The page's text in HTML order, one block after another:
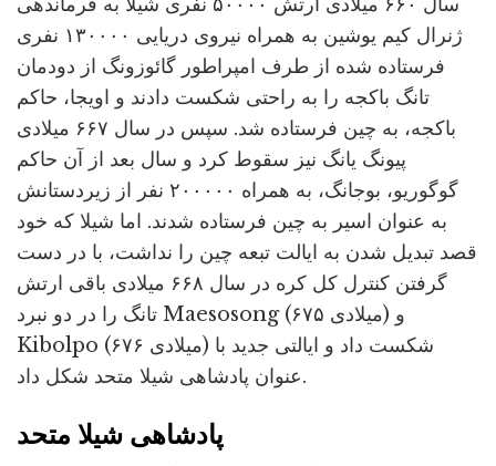
ژنرال کیم یوشین به همراه نیروی دریایی ۱۳۰۰۰۰ نفری
فرستاده شده از طرف امپراطور گائوزونگ از دودمان
تانگ باکجه را به راحتی شکست دادند و اویجا، حاکم
باکجه، به چین فرستاده شد. سپس در سال ۶۶۷ میلادی
پیونگ یانگ نیز سقوط کرد و سال بعد از آن حاکم
گوگوریو، بوجانگ، به همراه ۲۰۰۰۰۰ نفر از زیردستانش
به عنوان اسیر به چین فرستاده شدند. اما شیلا که خود
قصد تبدیل شدن به ایالت تبعه چین را نداشت، با در دست
گرفتن کنترل کل کره در سال ۶۶۸ میلادی باقی ارتش
تانگ را در دو نبرد Maesosong (۶۷۵ میلادی) و
Kibolpo (۶۷۶ میلادی) شکست داد و ایالتی جدید با
عنوان پادشاهی شیلا متحد شکل داد.
پادشاهی شیلا متحد